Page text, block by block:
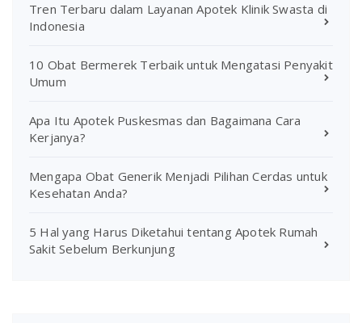
Tren Terbaru dalam Layanan Apotek Klinik Swasta di
Indonesia
10 Obat Bermerek Terbaik untuk Mengatasi Penyakit
Umum
Apa Itu Apotek Puskesmas dan Bagaimana Cara
Kerjanya?
Mengapa Obat Generik Menjadi Pilihan Cerdas untuk
Kesehatan Anda?
5 Hal yang Harus Diketahui tentang Apotek Rumah
Sakit Sebelum Berkunjung